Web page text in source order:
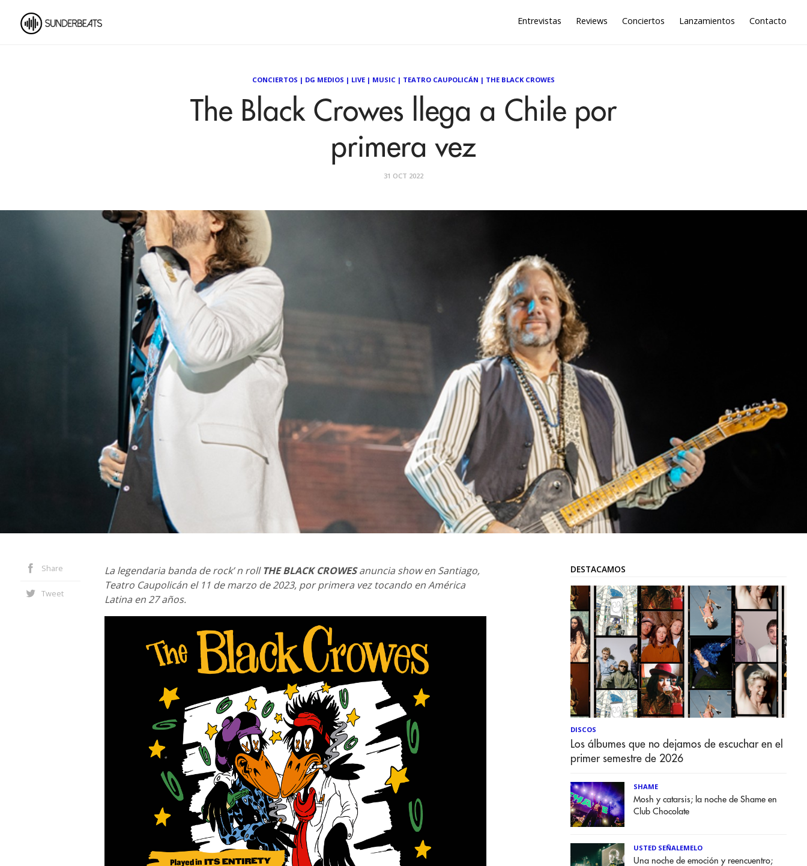
Entrevistas Reviews Conciertos Lanzamientos Contacto
CONCIERTOS | DG MEDIOS | LIVE | MUSIC | TEATRO CAUPOLICÁN | THE BLACK CROWES
The Black Crowes llega a Chile por
primera vez
31 OCT 2022
Share
Tweet
La legendaria banda de rock’ n rollTHE BLACK CROWESanuncia show en Santiago,
Teatro Caupolicán el 11 de marzo de 2023, por primera vez tocando en América
Latina en 27 años.
DESTACAMOS
DISCOS
Los álbumes que no dejamos de escuchar en el
primer semestre de 2026
SHAME
Mosh y catarsis; la noche de Shame en
Club Chocolate
USTED SEÑALEMELO
Una noche de emoción y reencuentro;